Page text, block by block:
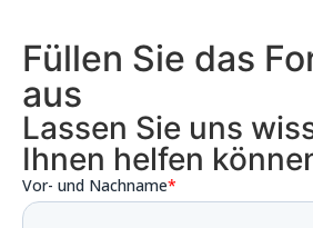
Füllen Sie das
aus
Lassen Sie uns
Ihnen helfen